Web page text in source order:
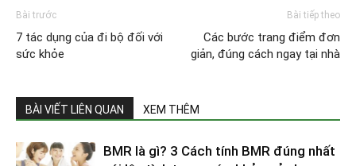
Bài trước
7 tác dụng của đi bộ đối với
sức khỏe
Bài tiếp theo
Các bước trang điểm đơn
giản, đúng cách ngay tại nhà
BÀI VIẾT LIÊN QUAN XEM THÊM
BMR là gì? 3 Cách tính BMR đúng nhất